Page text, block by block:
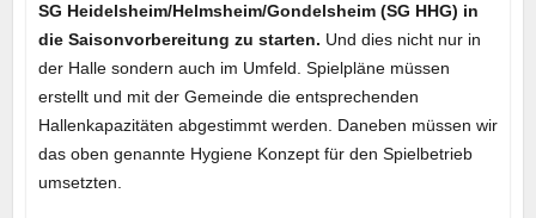
SG Heidelsheim/Helmsheim/Gondelsheim (SG HHG) in
die Saisonvorbereitung zu starten. Und dies nicht nur in
der Halle sondern auch im Umfeld. Spielpläne müssen
erstellt und mit der Gemeinde die entsprechenden
Hallenkapazitäten abgestimmt werden. Daneben müssen wir
das oben genannte Hygiene Konzept für den Spielbetrieb
umsetzten.